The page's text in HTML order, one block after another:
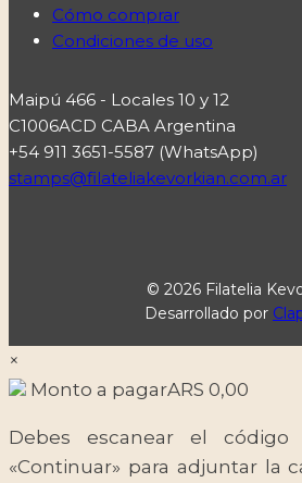
Cómo comprar
Condiciones de uso
Maipú 466 - Locales 10 y 12
C1006ACD CABA Argentina
+54 911 3651-5587 (WhatsApp)
stamps@filateliakevorkian.com.ar
© 2026 Filatelia
Desarrollado por
×
Monto a pagarARS 0,00
Debes escanear el
«Continuar» para adjuntar la